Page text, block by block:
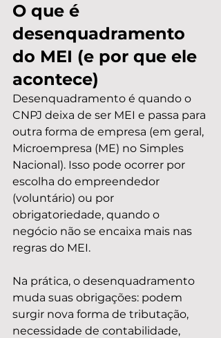
O que é
desenquadramento
do MEI (e por que ele
acontece)
Desenquadramento é quando o
CNPJ deixa de ser MEI e passa para
outra forma de empresa (em geral,
Microempresa (ME) no Simples
Nacional). Isso pode ocorrer por
escolha do empreendedor
(voluntário) ou por
obrigatoriedade, quando o
negócio não se encaixa mais nas
regras do MEI.
Na prática, o desenquadramento
muda suas obrigações: podem
surgir nova forma de tributação,
necessidade de contabilidade,